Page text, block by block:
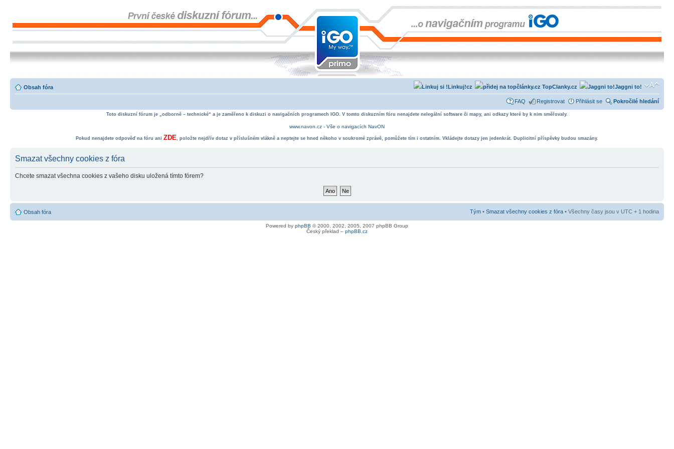
Obsah fóra Jaggni to!
TopClanky.cz
Linkuj!cz
FAQ Registrovat Přihlásit se Pokročilé hledání
Toto diskuzní fórum je „odborně – technické“ a je zaměřeno k diskuzi o navigačních programech IGO. V tomto diskuzním fóru nenajdete nelegální software či mapy, ani odkazy které by k nim směřovaly.
www.navon.cz - Vše o navigacích NavON
Pokud nenajdete odpověď na fóru ani ZDE, položte nejdřív dotaz v příslušném vlákně a neptejte se hned někoho v soukromé zprávě, pomůžete tím i ostatním. Vkládejte dotazy jen jedenkrát. Duplicitní příspěvky budou smazány.
Smazat všechny cookies z fóra
Chcete smazat všechna cookies z vašeho disku uložená tímto fórem?
Obsah fóra Tým • Smazat všechny cookies z fóra • Všechny časy jsou v UTC + 1 hodina
Powered by phpBB © 2000, 2002, 2005, 2007 phpBB Group
Český překlad – phpBB.cz